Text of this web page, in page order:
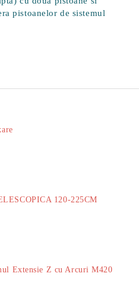
pistoanelor de sistemul
120-225CM
Mecanismul Extensie Z cu Arcuri M420